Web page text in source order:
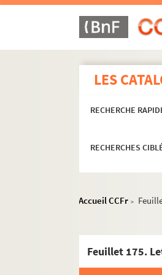
LES
RECHERCHE
RECHERCHES
Accueil CCFr >
2-MS-FS-28-
2-MS-FS-28-